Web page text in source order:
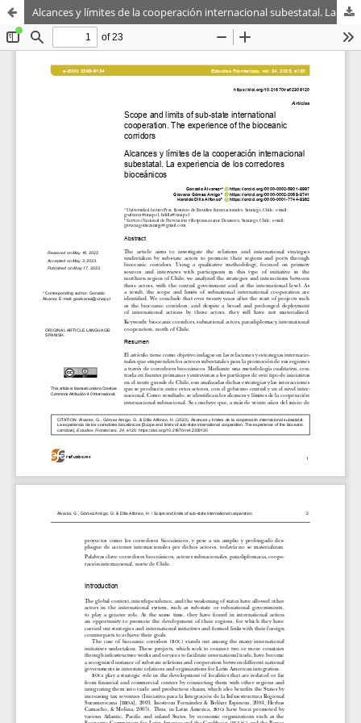
Alcances y límites de la cooperación internacional subestatal. La experiencia de los corredores bioceánicos